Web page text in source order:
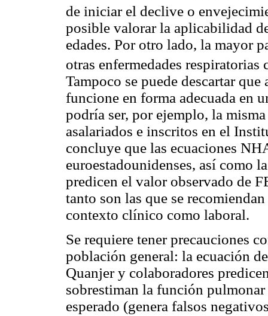
de iniciar el declive o
posible valorar la aplicabilidad
edades. Por otro lado, la mayor
otras enfermedades respiratorias
Tampoco se puede descartar
funcione en forma adecuada en
podría ser, por ejemplo, la
asalariados e inscritos en el
concluye que las ecuaciones
euroestadounidenses, así como
predicen el valor observado de
tanto son las que se
contexto clínico como laboral.
Se requiere tener precauciones
población general: la ecuación
Quanjer y colaboradores
sobrestiman la función
esperado (genera falsos